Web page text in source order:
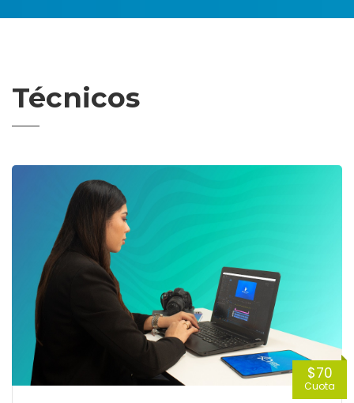
Técnicos
$70
Cuota